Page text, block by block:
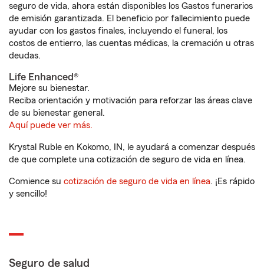
seguro de vida, ahora están disponibles los Gastos funerarios
de emisión garantizada. El beneficio por fallecimiento puede
ayudar con los gastos finales, incluyendo el funeral, los
costos de entierro, las cuentas médicas, la cremación u otras
deudas.
Life Enhanced®
Mejore su bienestar.
Reciba orientación y motivación para reforzar las áreas clave
de su bienestar general.
Aquí puede ver más.
Krystal Ruble en Kokomo, IN, le ayudará a comenzar después
de que complete una cotización de seguro de vida en línea.
Comience su cotización de seguro de vida en línea. ¡Es rápido
y sencillo!
Seguro de salud